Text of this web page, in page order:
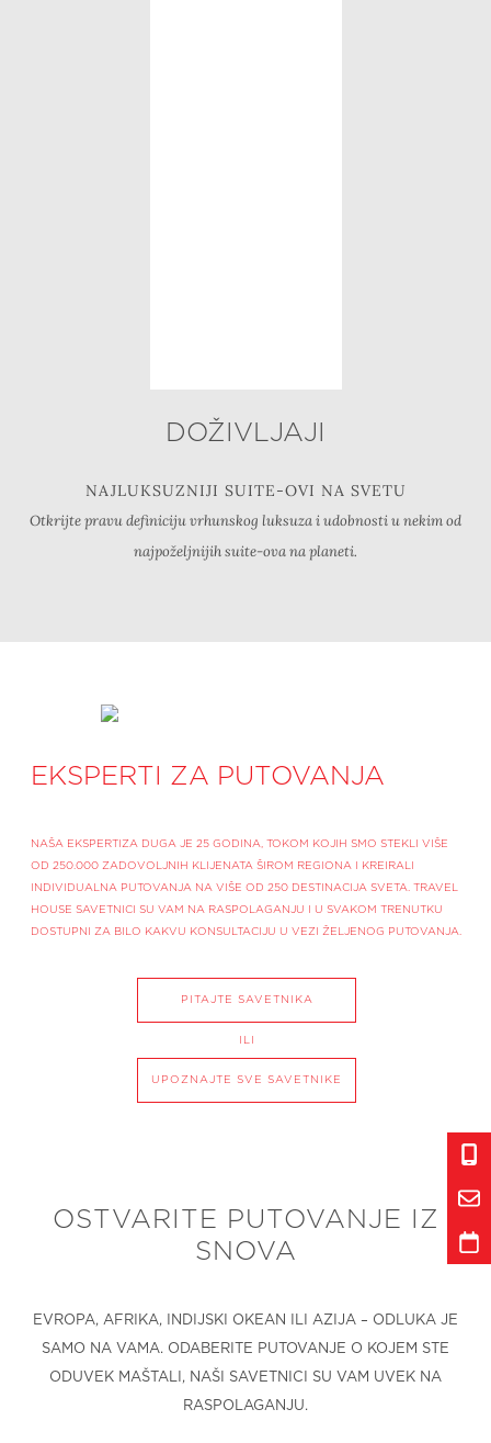
DOŽIVLJAJI
NAJLUKSUZNIJI SUITE-OVI NA SVETU
Otkrijte pravu definiciju vrhunskog luksuza i udobnosti u nekim od
najpoželjnijih suite-ova na planeti.
EKSPERTI ZA PUTOVANJA
NAŠA EKSPERTIZA DUGA JE 25 GODINA, TOKOM KOJIH SMO STEKLI VIŠE
OD 250.000 ZADOVOLJNIH KLIJENATA ŠIROM REGIONA I KREIRALI
INDIVIDUALNA PUTOVANJA NA VIŠE OD 250 DESTINACIJA SVETA. TRAVEL
HOUSE SAVETNICI SU VAM NA RASPOLAGANJU I U SVAKOM TRENUTKU
DOSTUPNI ZA BILO KAKVU KONSULTACIJU U VEZI ŽELJENOG PUTOVANJA.
PITAJTE SAVETNIKA
ILI
UPOZNAJTE SVE SAVETNIKE
OSTVARITE PUTOVANJE IZ
SNOVA
EVROPA, AFRIKA, INDIJSKI OKEAN ILI AZIJA – ODLUKA JE
SAMO NA VAMA. ODABERITE PUTOVANJE O KOJEM STE
ODUVEK MAŠTALI, NAŠI SAVETNICI SU VAM UVEK NA
RASPOLAGANJU.